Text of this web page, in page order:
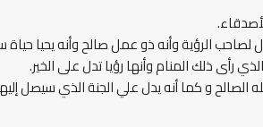
لصاحب الرؤية وأنه ذو عمل صالح وأنه يحيا
رأى ذلك المنام وأنها رؤيا تدل على الخير.
الصالح و كما أنه يدل علي الجنة الذي سيصل